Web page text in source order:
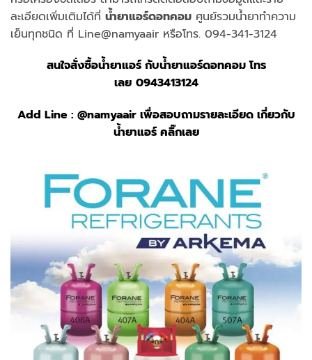
ละเอียดเพิ่มเติมได้ที่ น้ำยาแอร์ดอทคอม ศูนย์รวมน้ำยาทำความ
เย็นทุกชนิด ที่ Line@namyaair หรือโทร. 094-341-3124
สนใจสั่งซื้อน้ำยาแอร์ กับน้ำยาแอร์ดอทคอมโทร
เลย 0943413124
Add Line : @namyaairเพื่อสอบถามรายละเอียด เกี่ยวกับ
น้ำยาแอร์ คลิ๊กเลย